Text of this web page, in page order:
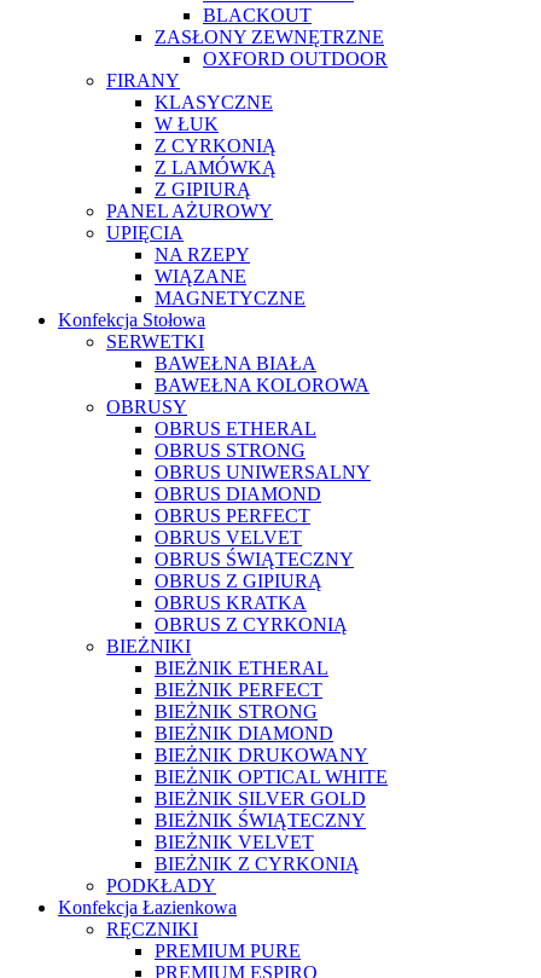
BLACKOUT
ZASŁONY ZEWNĘTRZNE
OXFORD OUTDOOR
FIRANY
KLASYCZNE
W ŁUK
Z CYRKONIĄ
Z LAMÓWKĄ
Z GIPIURĄ
PANEL AŻUROWY
UPIĘCIA
NA RZEPY
WIĄZANE
MAGNETYCZNE
Konfekcja Stołowa
SERWETKI
BAWEŁNA BIAŁA
BAWEŁNA KOLOROWA
OBRUSY
OBRUS ETHERAL
OBRUS STRONG
OBRUS UNIWERSALNY
OBRUS DIAMOND
OBRUS PERFECT
OBRUS VELVET
OBRUS ŚWIĄTECZNY
OBRUS Z GIPIURĄ
OBRUS KRATKA
OBRUS Z CYRKONIĄ
BIEŻNIKI
BIEŻNIK ETHERAL
BIEŻNIK PERFECT
BIEŻNIK STRONG
BIEŻNIK DIAMOND
BIEŻNIK DRUKOWANY
BIEŻNIK OPTICAL WHITE
BIEŻNIK SILVER GOLD
BIEŻNIK ŚWIĄTECZNY
BIEŻNIK VELVET
BIEŻNIK Z CYRKONIĄ
PODKŁADY
Konfekcja Łazienkowa
RĘCZNIKI
PREMIUM PURE
PREMIUM ESPIRO